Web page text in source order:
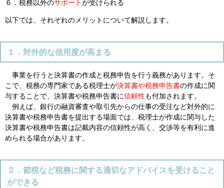
６．税務以外のサポートが受けられる
以下では、それぞれのメリットについて解説します。
１．対外的な信用度が高まる
事業を行うと決算書の作成と税務申告を行う義務があります。そ
こで、税務の専門家である税理士が決算書や税務申告書の作成に関
与することで、決算書や税務申告書に信頼性も付加されます。
例えば、銀行の融資審査や取引先からの仕事の受注など対外的に
決算書や税務申告書を提出する場面では、税理士が作成に関与した
決算書や税務申告書は記載内容の信頼性が高く、交渉等を有利に進
められる場合があります。
２．節税など税務に関する適切なアドバイスを受けること
ができる